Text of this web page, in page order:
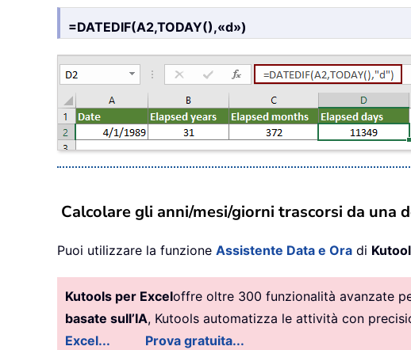
=DATEDIF(A2,TODAY(),«d»)
Calcolare gli anni/mesi/giorni trascorsi da una
Puoi utilizzare la funzione Assistente Data e Ora di
Kutools per Exceloffre oltre 300 funzionalità avanzate
basate sull’IA, Kutools automatizza le attività con
Excel...
Prova gratuita...